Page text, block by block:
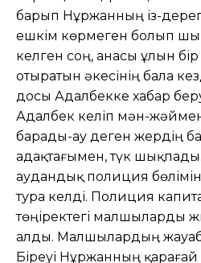
барып Нұржанның із-
ешкім көрмеген болып
келген соң, анасы ұлын
отыратын әкесінің бала
досы Адалбекке хабар
Адалбек келіп мән-
барады-ау деген жердің
адақтағымен, түк
аудандық полиция
тура келді. Полиция
төңіректегі малшыларды
алды. Малшылардың
Біреуі Нұржанның қарағай